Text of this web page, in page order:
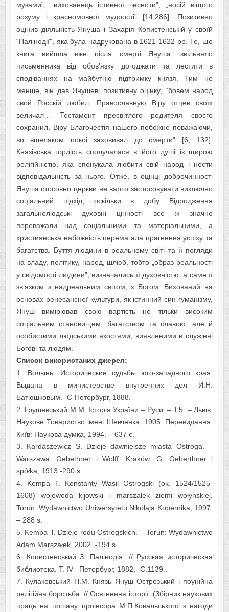
музами”, „вихованець істинної чесноти”, „носій віщого
розуму і красномовної мудрості” [14;286]. Позитивно
оцінив діяльність Януша і Захарія Копистенській у своїй
“Палінодії”, яка була надрукована в 1621-1622 рр. Те, що
книга вийшла вже після смерті Януша, звільняло
письменника від обов’язку догоджати та лестити в
сподіваннях на майбутню підтримку князя. Тим не
менше, він дав Янушеві позитивну оцінку, “бовем народ
свой Росскій любил, Православную Віру отцев своїх
величал… Тестамент пресвітлого родителя своєго
сохранил, Віру Благочестія нашего побожне поважаючи,
во вшеляком покоі заховивал до смерти” [6; 132].
Князівська гордість сполучалася в його душі із щирою
релігійністю, яка спонукала любити свій народ і нести
відповідальність за нього. Отже, в оцінці доброчинності
Януша стосовно церкви не варто застосовувати виключно
соціальний підхід, оскільки в добу Відродження
загальнолюдські духовні цінності все ж значно
переважали над соціальними та матеріальними, а
християнська набожність перемагала прагнення успіху та
багатства. Буття людини в реальному світі та її погляди
на владу, політику, народ, шлюб, тобто „образ реальності
у свідомості людини”, визначались її духовністю, а саме її
зв’язком з надреальним світом, з Богом. Вихований на
основах ренесансної культури, як істинний син гуманізму,
Януш вимірював свою вартість не тільки високим
соціальним становищем, багатством та славою, але й
особистими людськими якостями, виявленими в служінні
Богові та людям.
Список використаних джерел:
1. Волынь. Исторические судьбы юго-западного края.
Выдана в министерстве внутренних дел И.Н.
Батюшковым.- С-Петербург, 1888.
2. Грушевський М.М. Історія України – Руси. – Т.5. – Львів:
Наукове Товариство імені Шевченка, 1905. Перевидання:
Київ: Наукова думка, 1994. – 637 с.
3. Kardaszewicz S. Dzieje dawniejsze miasta Ostroga. –
Warszawa: Gebethner i Wolff. Kraków: G. Geberthner i
spółka, 1913 -290 s.
4. Kempa T. Konstanty Wasil Ostrogski (ok. 1524/1525-
1608) wojewoda kijowski i marszałek ziemi wołynskiej.
Torun: Wydawnictwo Uniwersytetu Nikołaja Kopernika, 1997.
– 288 s.
5. Kempa T. Dzieje rodu Ostrogskich. – Torun: Wydawnictwo
Adam Marszałek, 2002. -194 s.
6. Копистенський З. Палінодія. // Русская историческая
библиотека. Т. IV –Петербург, 1882.- С.1139..
7. Кулаковський П.М. Князь Януш Острозький і поунійна
релігійна боротьба. // Осягнення історії. (Збірник наукових
праць на пошану проіесора М.П.Ковальського з нагоди